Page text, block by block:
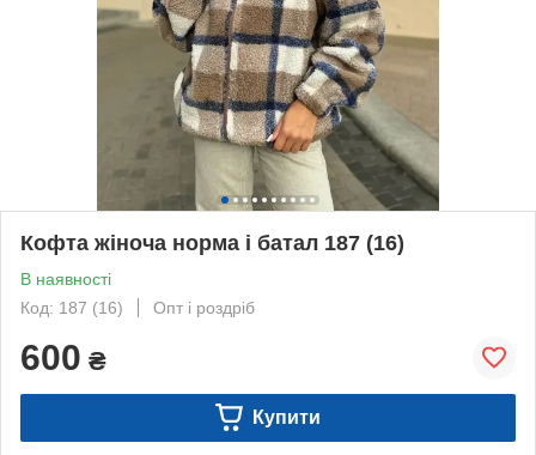
Кофта жіноча норма і батал 187 (16)
В наявності
Код: 187 (16)
Опт і роздріб
600 ₴
Купити